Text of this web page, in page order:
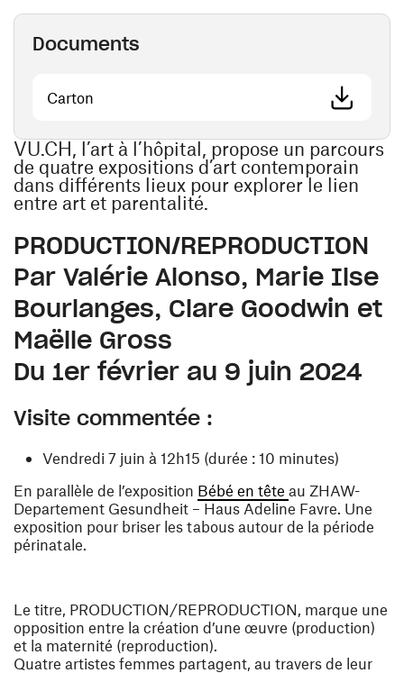
Documents
Carton
VU.CH, l’art à l’hôpital, propose un parcours
de quatre expositions d’art contemporain
dans différents lieux pour explorer le lien
entre art et parentalité.
PRODUCTION/REPRODUCTION
Par Valérie Alonso, Marie Ilse
Bourlanges, Clare Goodwin et
Maëlle Gross
Du 1er février au 9 juin 2024
Visite commentée :
Vendredi 7 juin à 12h15 (durée : 10 minutes)
En parallèle de l’exposition Bébé en tête (ouvre une
au ZHAW-
Departement Gesundheit – Haus Adeline Favre. Une
exposition pour briser les tabous autour de la période
périnatale.
Le titre, PRODUCTION/REPRODUCTION, marque une
opposition entre la création d’une œuvre (production)
et la maternité (reproduction).
Quatre artistes femmes partagent, au travers de leur